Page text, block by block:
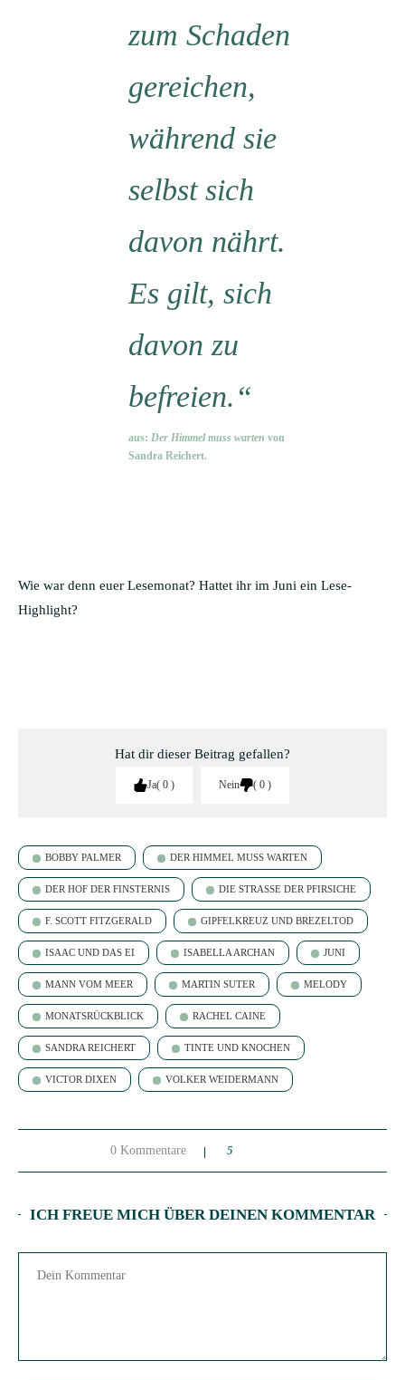
zum Schaden
gereichen,
während sie
selbst sich
davon nährt.
Es gilt, sich
davon zu
befreien.“
aus: Der Himmel muss warten von
Sandra Reichert.
Wie war denn euer Lesemonat? Hattet ihr im Juni ein Lese-
Highlight?
Hat dir dieser Beitrag gefallen?
Ja 0 Nein 0
BOBBY PALMER DER HIMMEL MUSS WARTEN
DER HOF DER FINSTERNIS DIE STRASSE DER PFIRSICHE
F. SCOTT FITZGERALD GIPFELKREUZ UND BREZELTOD
ISAAC UND DAS EI ISABELLA ARCHAN JUNI
MANN VOM MEER MARTIN SUTER MELODY
MONATSRÜCKBLICK RACHEL CAINE
SANDRA REICHERT TINTE UND KNOCHEN
VICTOR DIXEN VOLKER WEIDERMANN
0 Kommentare 5
ICH FREUE MICH ÜBER DEINEN KOMMENTAR